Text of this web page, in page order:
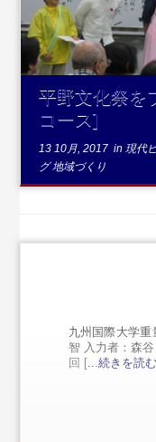
平野文化祭を
コース]
13 10月, 2017 in現代
グ地域づくり
九州国際大学
智 入力者：森
回 [...続きを読む